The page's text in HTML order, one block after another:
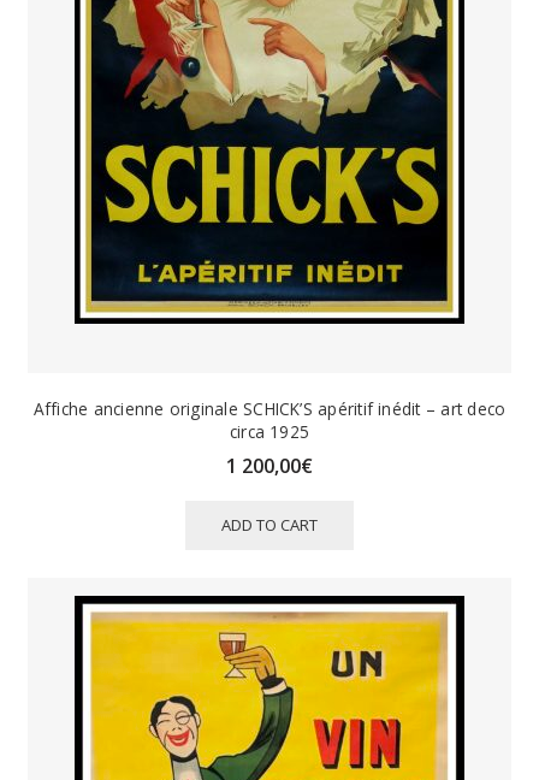
Affiche ancienne originale SCHICK’S apéritif inédit – art deco
circa 1925
1 200,00€
ADD TO CART